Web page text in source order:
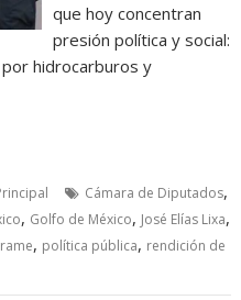
que hoy concentran
presión política y social:
hidrocarburos y
Cámara de Diputados,
, Golfo de México, José Elías Lixa,
, política pública, rendición de